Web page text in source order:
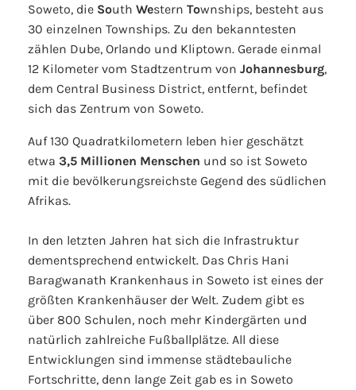
Soweto, die South Western Townships, besteht aus
30 einzelnen Townships. Zu den bekanntesten
zählen Dube, Orlando und Kliptown. Gerade einmal
12 Kilometer vom Stadtzentrum von Johannesburg,
dem Central Business District, entfernt, befindet
sich das Zentrum von Soweto.
Auf 130 Quadratkilometern leben hier geschätzt
etwa 3,5 Millionen Menschen und so ist Soweto
mit die bevölkerungsreichste Gegend des südlichen
Afrikas.
In den letzten Jahren hat sich die Infrastruktur
dementsprechend entwickelt. Das Chris Hani
Baragwanath Krankenhaus in Soweto ist eines der
größten Krankenhäuser der Welt. Zudem gibt es
über 800 Schulen, noch mehr Kindergärten und
natürlich zahlreiche Fußballplätze. All diese
Entwicklungen sind immense städtebauliche
Fortschritte, denn lange Zeit gab es in Soweto